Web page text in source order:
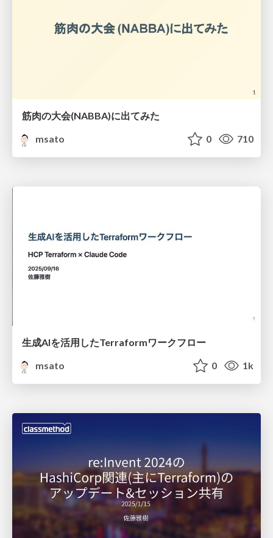
筋肉の大会(NABBA)に出てみた
msato
0 710
生成AIを活用したTerraformワークフロー
msato
0 1k